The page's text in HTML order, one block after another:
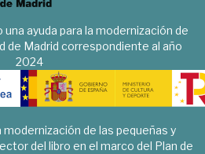
ayuda para la modernización de
de Madrid correspondiente al año
2024
modernización de las pequeñas y
del libro en el marco del Plan de